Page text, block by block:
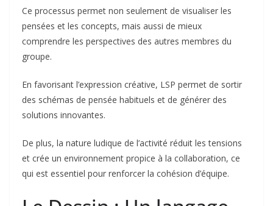
Ce processus permet non seulement de visualiser les
pensées et les concepts, mais aussi de mieux
comprendre les perspectives des autres membres du
groupe.
En favorisant l’expression créative, LSP permet de sortir
des schémas de pensée habituels et de générer des
solutions innovantes.
De plus, la nature ludique de l’activité réduit les tensions
et crée un environnement propice à la collaboration, ce
qui est essentiel pour renforcer la cohésion d’équipe.